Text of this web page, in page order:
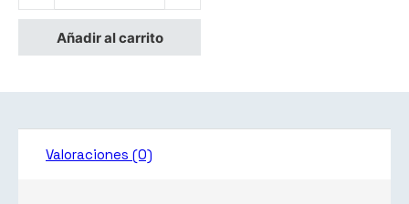
Añadir al carrito
Valoraciones (0)